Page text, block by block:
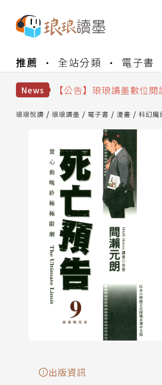
推薦 全站分類 電子書
News
【公告】琅琅書店服務
【公告】琅琅讀墨數位
【公告】琅琅讀墨 3 分鐘
【公告】琅琅書店服務
【公告】因 Readmoo
琅琅悅讀 琅琅讀墨 電子書 漫畫 科幻魔
出版資訊